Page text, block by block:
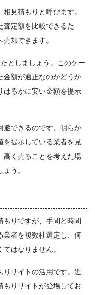
見積もりと呼びます。
査定額を比較できるた
却できます。
としましょう。このケー
金額が適正なのかどうか
はるかに安い金額を提示
避できるのです。明らか
を提示している業者を見
高く売ることを考えた場
う。
もりですが、手間と時間
業者を複数社選定し、何
はなりません。
りサイトの活用です。近
もりサイトが登場してお